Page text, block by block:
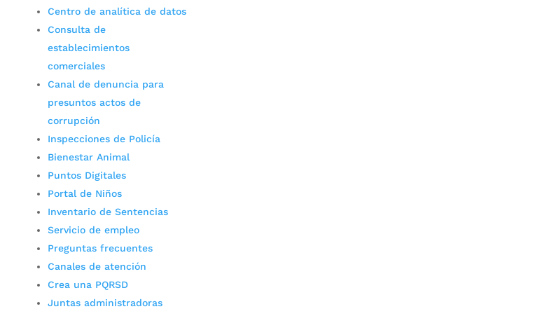
Centro de analítica de datos
Consulta de
establecimientos
comerciales
Canal de denuncia para
presuntos actos de
corrupción
Inspecciones de Policía
Bienestar Animal
Puntos Digitales
Portal de Niños
Inventario de Sentencias
Servicio de empleo
Preguntas frecuentes
Canales de atención
Crea una PQRSD
Juntas administradoras